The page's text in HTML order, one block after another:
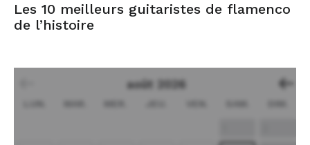
Les 10 meilleurs guitaristes de flamenco
de l’histoire